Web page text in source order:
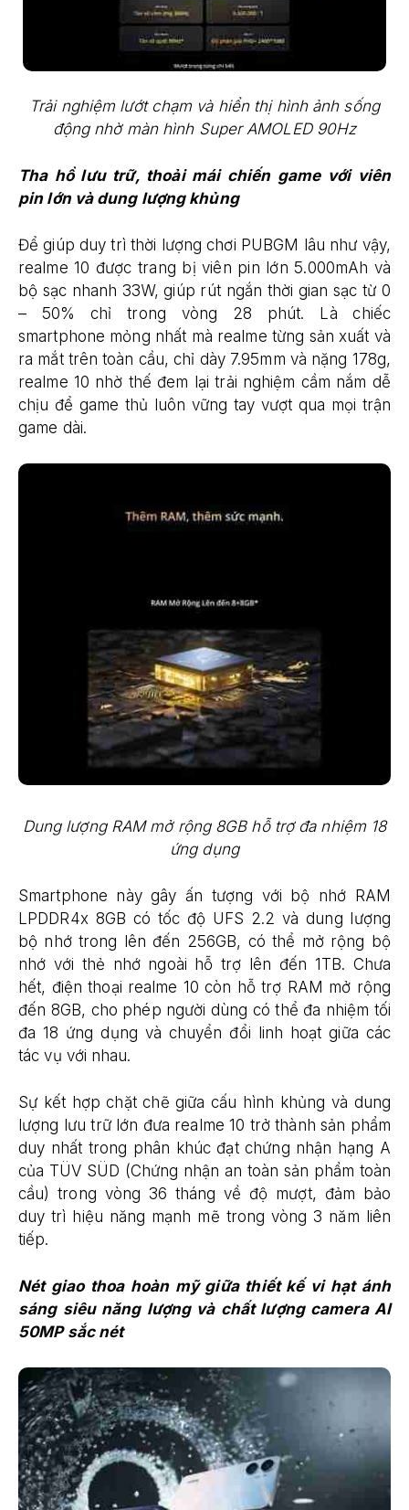
Trải nghiệm lướt chạm và hiển thị hình ảnh sống
động nhờ màn hình Super AMOLED 90Hz
Tha hồ lưu trữ, thoải mái chiến game với viên
pin lớn và dung lượng khủng
Để giúp duy trì thời lượng chơi PUBGM lâu như vậy,
realme 10 được trang bị viên pin lớn 5.000mAh và
bộ sạc nhanh 33W, giúp rút ngắn thời gian sạc từ 0
– 50% chỉ trong vòng 28 phút. Là chiếc
smartphone mỏng nhất mà realme từng sản xuất và
ra mắt trên toàn cầu, chỉ dày 7.95mm và nặng 178g,
realme 10 nhờ thế đem lại trải nghiệm cầm nắm dễ
chịu để game thủ luôn vững tay vượt qua mọi trận
game dài.
Dung lượng RAM mở rộng 8GB hỗ trợ đa nhiệm 18
ứng dụng
Smartphone này gây ấn tượng với bộ nhớ RAM
LPDDR4x 8GB có tốc độ UFS 2.2 và dung lượng
bộ nhớ trong lên đến 256GB, có thể mở rộng bộ
nhớ với thẻ nhớ ngoài hỗ trợ lên đến 1TB. Chưa
hết, điện thoại realme 10 còn hỗ trợ RAM mở rộng
đến 8GB, cho phép người dùng có thể đa nhiệm tối
đa 18 ứng dụng và chuyển đổi linh hoạt giữa các
tác vụ với nhau.
Sự kết hợp chặt chẽ giữa cấu hình khủng và dung
lượng lưu trữ lớn đưa realme 10 trở thành sản phẩm
duy nhất trong phân khúc đạt chứng nhận hạng A
của TÜV SÜD (Chứng nhận an toàn sản phẩm toàn
cầu) trong vòng 36 tháng về độ mượt, đảm bảo
duy trì hiệu năng mạnh mẽ trong vòng 3 năm liên
tiếp.
Nét giao thoa hoàn mỹ giữa thiết kế vi hạt ánh
sáng siêu năng lượng và chất lượng camera AI
50MP sắc nét